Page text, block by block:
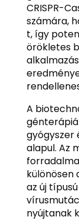
CRISPR-
számára,
t, így
örökletes
A
gyógyszer
alapul. Az
különösen
az új
nyújtanak